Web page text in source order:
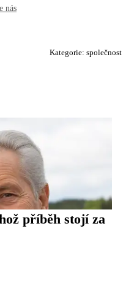
nás
Kategorie: společnost
příběh stojí za